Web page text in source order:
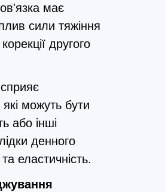
має
сили тяжіння
другого
можуть бути
або інші
денного
еластичність.